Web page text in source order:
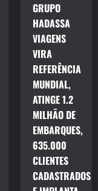
GRUPO
HADASSA
VIAGENS
VIRA
REFERÊNCIA
MUNDIAL,
ATINGE 1.2
MILHÃO DE
EMBARQUES,
635.000
CLIENTES
CADASTRADOS